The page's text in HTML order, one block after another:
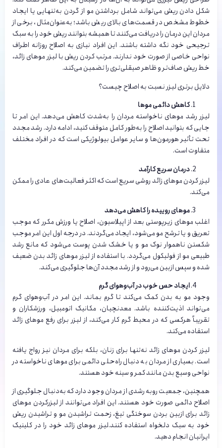
شکل دادن ریش می‌تواند شامل برداشتن مو از گردن به‌تنهایی یا ایجاد
خطوط مشخص در قسمت‌های بالای ریش باشد؛ به‌‌عنوان‌‌مثال، برخی از
مردان این درمان را دریافت می‌کنند تا همیشه بتوانند ریش خود را به سبک
ترجیحی خود نگه داشته باشند. این افراد نیازی به اصلاح روزانه اطراف
نواحی خاصی از صورت خود ندارند. مرتب کردن ریش با لیزر موهای زائد،
خط ریش صاف‌تر و ظاهر صیقلی‌تری را تضمین می‌کند.
دلایل برتری لیزر نسبت به اصلاح چیست؟
کاهش دائمی موها
لیزر رشد موهای ناخواسته مردان را به‌‌شدت کاهش می‌دهد. این امر تا
جایی که بتوانید اصلاح را به‌‌طور کامل متوقف کنید، ادامه دارد. رشد مجدد
تحت تأثیر هورمون‌ها و سایر عوامل بیولوژیکی است که در افراد مختلف
متفاوت است.
درمان سریع کارآمد
لیزر کردن موهای زائد روشی سریع است که اکثر فعالیت‌‌های عادی را ممکن
می‌‌کند.
موهای روییده را کاهش می‌دهد
اغلب موهای زیرپوستی بعد از اپیلاسیون، اصلاح یا ورزش مکرر که موجب
تعریق و یا ترشح مو می‌شود، ایجاد می‌گردند. در درجه اول این امر موجب
شکستن ناهموار نوک مو و یا خشک شدن پوست می‌‌شود که مانع رشد
طبیعی مو از فولیکول می‌گردد. با استفاده از لیزر موهای زائد بدن ضعیف
شده و سپس از‌‌بین می‌‌رود و از رشد مجدد آن‌‌ها جلوگیری می‌کند.
ایجاد حس خوب در آب‌‌وهوای گرم
وجود مو به بدن کمک می‌کند تا گرم بماند. این امر در آب‌‌وهوای گرم
می‌‌تواند اذیت‌‌کننده باشد. معدنچیان، مکانیک اتومبیل، ورزشکاران و
تقریباً هرکسی که در محیط گرم کار می‌کند، از لیزر برای رفع موهای زائد
استفاده می‌کند.
لیزر کردن موهای زائد نه‌تنها برای زنان، بلکه برای مردان نیز رواج یافته
است. بسیاری از مردان به دنبال راه‌‌حلی دائمی برای موهای ناخواسته در
نواحی وسیع بدن مانند کمر و سینه خود هستند.
همچنین، جمعیت روبه رشدی از مردان وجود دارد که به‌‌دنبال جلوگیری از
اصلاح دائمی صورت خود هستند. این افراد می‌توانند از لیزرکردن موهای
زائد برای ازبین بردن سوختگی تیغ، زحمت تراشیدن مو و تراشیدن ریش
خود به سبک دلخواه استفاده کنند.لیزر موهای زائد خود را در کلینیک
ایرانیان انجام دهید.